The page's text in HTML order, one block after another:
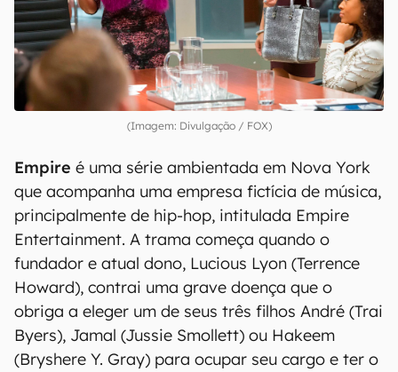
(Imagem: Divulgação / FOX)
Empire é uma série ambientada em Nova York
que acompanha uma empresa fictícia de música,
principalmente de hip-hop, intitulada Empire
Entertainment. A trama começa quando o
fundador e atual dono, Lucious Lyon (Terrence
Howard), contrai uma grave doença que o
obriga a eleger um de seus três filhos André (Trai
Byers), Jamal (Jussie Smollett) ou Hakeem
(Bryshere Y. Gray) para ocupar seu cargo e ter o